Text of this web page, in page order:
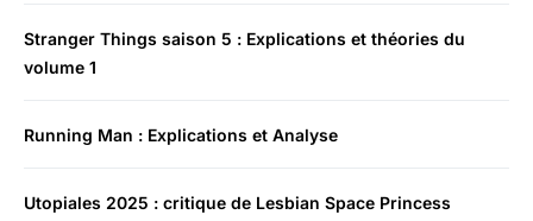
Stranger Things saison 5 : Explications et théories du
volume 1
Running Man : Explications et Analyse
Utopiales 2025 : critique de Lesbian Space Princess